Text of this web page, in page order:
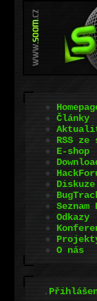
Články
RSS ze
E-shop
Diskuze
Seznam
Odkazy
O nás
.